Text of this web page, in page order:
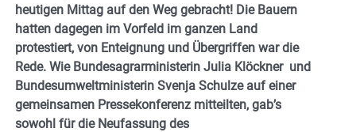
heutigen Mittag auf den Weg gebracht! Die Bauern
hatten dagegen im Vorfeld im ganzen Land
protestiert, von Enteignung und Übergriffen war die
Rede. Wie Bundesagrarministerin Julia Klöckner und
Bundesumweltministerin Svenja Schulze auf einer
gemeinsamen Pressekonferenz mitteilten, gab’s
sowohl für die Neufassung des